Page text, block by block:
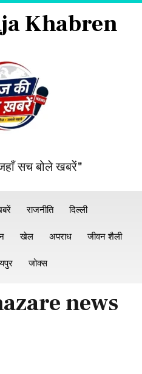
Khabren
सच बोले खबरें"
राजनीति दिल्ली
खेल अपराध जीवन शैली
जोक्स
news